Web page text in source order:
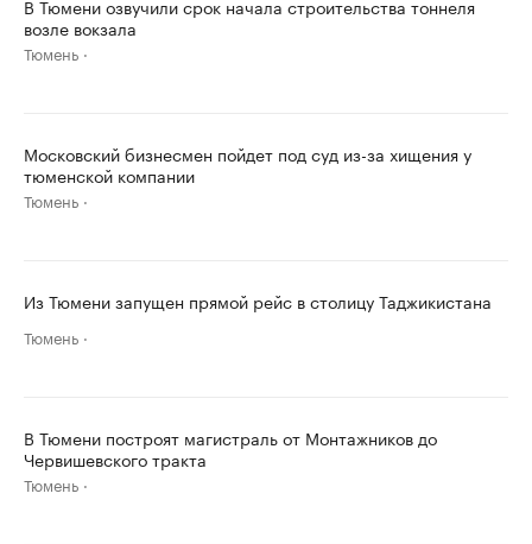
В Тюмени озвучили срок начала строительства тоннеля
возле вокзала
Тюмень
Московский бизнесмен пойдет под суд из-за хищения у
тюменской компании
Тюмень
Из Тюмени запущен прямой рейс в столицу Таджикистана
Тюмень
В Тюмени построят магистраль от Монтажников до
Червишевского тракта
Тюмень